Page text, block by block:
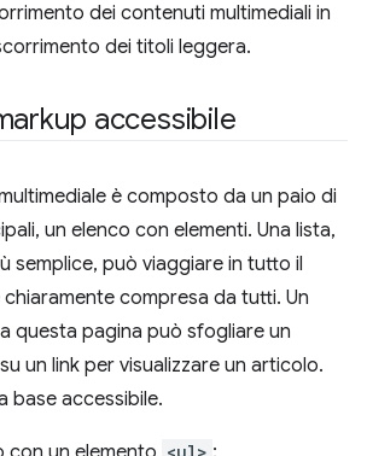
dei contenuti multimediali in
dei titoli leggera.
accessibile
è composto da un paio di
un elenco con elementi. Una lista,
semplice, può viaggiare in tutto il
compresa da tutti. Un
questa pagina può sfogliare un
un link per visualizzare un articolo.
base accessibile.